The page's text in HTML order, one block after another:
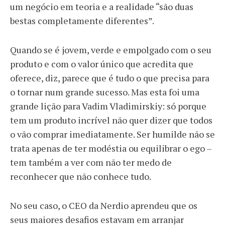
um negócio em teoria e a realidade “são duas
bestas completamente diferentes”.
Quando se é jovem, verde e empolgado com o seu
produto e com o valor único que acredita que
oferece, diz, parece que é tudo o que precisa para
o tornar num grande sucesso. Mas esta foi uma
grande lição para Vadim Vladimirskiy: só porque
tem um produto incrível não quer dizer que todos
o vão comprar imediatamente. Ser humilde não se
trata apenas de ter modéstia ou equilibrar o ego –
tem também a ver com não ter medo de
reconhecer que não conhece tudo.
No seu caso, o CEO da Nerdio aprendeu que os
seus maiores desafios estavam em arranjar